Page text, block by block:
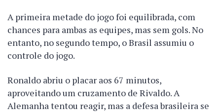
A primeira metade do jogo foi equilibrada, com
chances para ambas as equipes, mas sem gols. No
entanto, no segundo tempo, o Brasil assumiu o
controle do jogo.
Ronaldo abriu o placar aos 67 minutos,
aproveitando um cruzamento de Rivaldo. A
Alemanha tentou reagir, mas a defesa brasileira se